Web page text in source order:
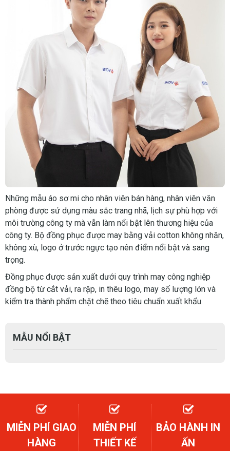
Những mẫu áo sơ mi cho nhân viên bán hàng, nhân viên văn
phòng được sử dụng màu sắc trang nhã, lịch sự phù hợp với
môi trường công ty mà vẫn làm nổi bật lên thương hiệu của
công ty. Bộ đồng phục được may bằng vải cotton không nhăn,
không xù, logo ở trước ngực tạo nên điểm nổi bật và sang
trọng.
Đồng phục được sản xuất dưới quy trình may công nghiệp
đồng bộ từ cắt vải, ra rập, in thêu logo, may số lượng lớn và
kiểm tra thành phẩm chặt chẽ theo tiêu chuẩn xuất khẩu.
MẪU NỔI BẬT
MIỄN PHÍ GIAO
HÀNG
MIỄN PHÍ
THIẾT KẾ
BẢO HÀNH IN
ẤN